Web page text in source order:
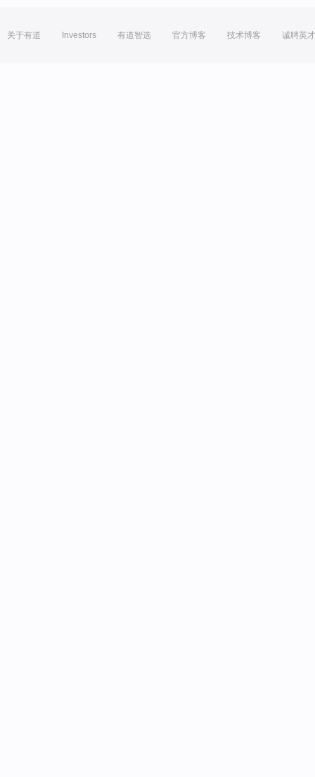
关于有道 Investors 有道智选 官方博客 技术博客 诚聘英才